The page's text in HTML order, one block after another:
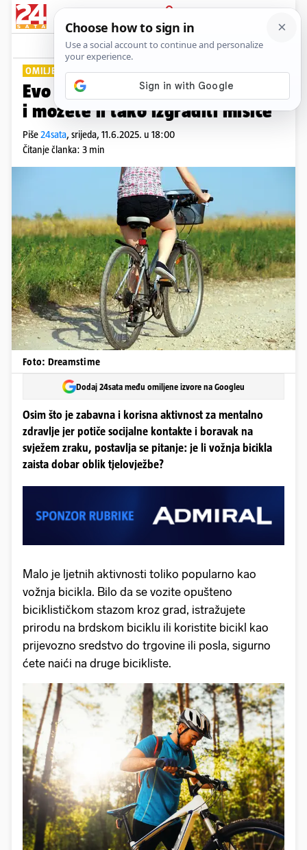
PRIJAVA
Lifestyle Komentari
OMILJENA AKTIVNOST
Evo koliko je bicikliranje zdravo
i možete li tako izgraditi mišiće
Piše24sata, srijeda, 11.6.2025. u 18:00
Čitanje članka: 3 min
Foto: Dreamstime
Dodaj 24sata među omiljene izvore na Googleu
Osim što je zabavna i korisna aktivnost za mentalno
zdravlje jer potiče socijalne kontakte i boravak na
svježem zraku, postavlja se pitanje: je li vožnja bicikla
zaista dobar oblik tjelovježbe?
Malo je ljetnih aktivnosti toliko popularno kao
vožnja bicikla. Bilo da se vozite opušteno
biciklističkom stazom kroz grad, istražujete
prirodu na brdskom biciklu ili koristite bicikl kao
prijevozno sredstvo do trgovine ili posla, sigurno
ćete naići na druge bicikliste.